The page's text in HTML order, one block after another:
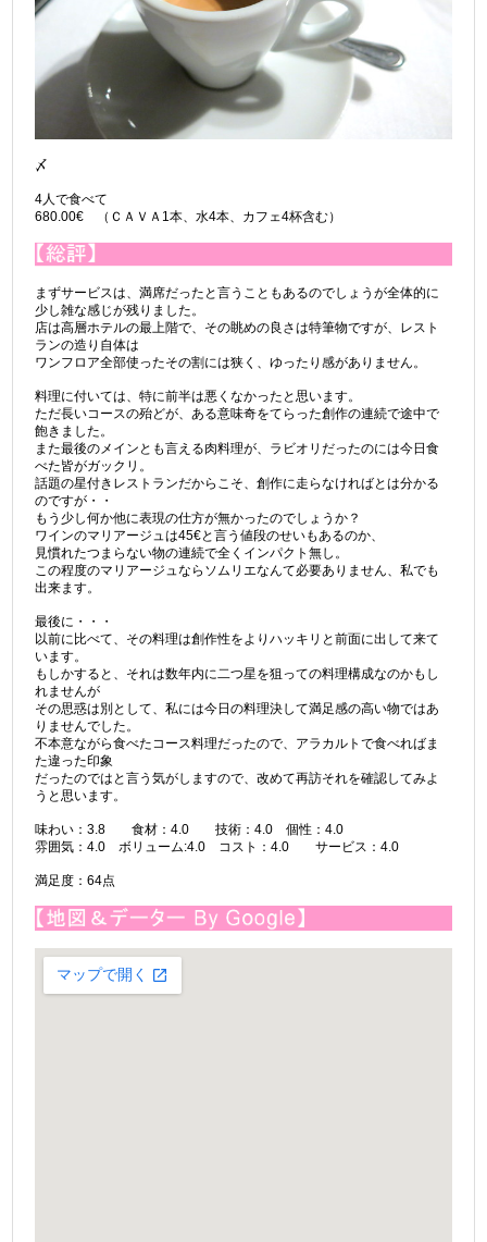
〆
4人で食べて
680.00€ （ＣＡＶＡ1本、水4本、カフェ4杯含む）
まずサービスは、満席だったと言うこともあるのでしょうが全体的に
少し雑な感じが残りました。
店は高層ホテルの最上階で、その眺めの良さは特筆物ですが、レスト
ランの造り自体は
ワンフロア全部使ったその割には狭く、ゆったり感がありません。
料理に付いては、特に前半は悪くなかったと思います。
ただ長いコースの殆どが、ある意味奇をてらった創作の連続で途中で
飽きました。
また最後のメインとも言える肉料理が、ラビオリだったのには今日食
べた皆がガックリ。
話題の星付きレストランだからこそ、創作に走らなければとは分かる
のですが・・
もう少し何か他に表現の仕方が無かったのでしょうか？
ワインのマリアージュは45€と言う値段のせいもあるのか、
見慣れたつまらない物の連続で全くインパクト無し。
この程度のマリアージュならソムリエなんて必要ありません、私でも
出来ます。
最後に・・・
以前に比べて、その料理は創作性をよりハッキリと前面に出して来て
います。
もしかすると、それは数年内に二つ星を狙っての料理構成なのかもし
れませんが
その思惑は別として、私には今日の料理決して満足感の高い物ではあ
りませんでした。
不本意ながら食べたコース料理だったので、アラカルトで食べればま
た違った印象
だったのではと言う気がしますので、改めて再訪それを確認してみよ
うと思います。
味わい：3.8 食材：4.0 技術：4.0 個性：4.0
雰囲気：4.0 ボリューム:4.0 コスト：4.0 サービス：4.0
満足度：64点